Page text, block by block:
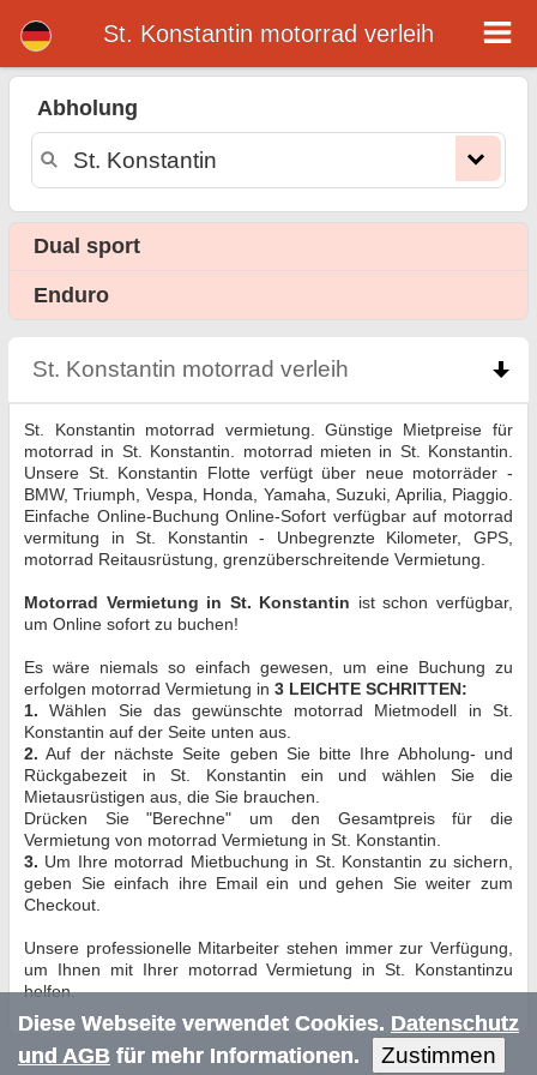
St. Konstantin motorrad
verleih
St. Konstantin motorrad vermietung. Günstige Mietpreise für motorrad in St. Konstantin. motorrad mieten in St. Konstantin. Unsere
St. Konstantin Flotte verfügt über neue motorräder - BMW, Triumph, Vespa, Honda, Yamaha, Suzuki, Aprilia, Piaggio. Einfache
Reitausrüstung, grenzüberschreitende Vermietung.
St. Konstantin motorrad verleih
Abholung
Dual sport
Enduro
St. Konstantin motorrad verleih click to collapse
St. Konstantin motorrad vermietung. Günstige Mietpreise für
motorrad in St. Konstantin. motorrad mieten in St. Konstantin.
Unsere St. Konstantin Flotte verfügt über neue motorräder -
BMW, Triumph, Vespa, Honda, Yamaha, Suzuki, Aprilia, Piaggio.
Einfache Online-Buchung Online-Sofort verfügbar auf motorrad
vermitung in St. Konstantin - Unbegrenzte Kilometer, GPS,
motorrad Reitausrüstung, grenzüberschreitende Vermietung.
Motorrad Vermietung in St. Konstantin ist schon verfügbar,
um Online sofort zu buchen!
Es wäre niemals so einfach gewesen, um eine Buchung zu
erfolgen motorrad Vermietung in3 LEICHTE SCHRITTEN:
1. Wählen Sie das gewünschte motorrad Mietmodell in St.
Konstantin auf der Seite unten aus.
2. Auf der nächste Seite geben Sie bitte Ihre Abholung- und
Rückgabezeit in St. Konstantin ein und wählen Sie die
Mietausrüstigen aus, die Sie brauchen.
Drücken Sie "Berechne" um den Gesamtpreis für die
Vermietung von motorrad Vermietung in St. Konstantin.
3. Um Ihre motorrad Mietbuchung in St. Konstantin zu sichern,
geben Sie einfach ihre Email ein und gehen Sie weiter zum
Checkout.
Unsere professionelle Mitarbeiter stehen immer zur Verfügung,
um Ihnen mit Ihrer motorrad Vermietung in St. Konstantinzu
helfen.
Diese Webseite verwendet Cookies. Datenschutz
und AGB für mehr Informationen. Zustimmen